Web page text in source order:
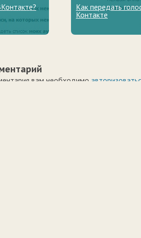
Как передать
Контакте
вам необходимо